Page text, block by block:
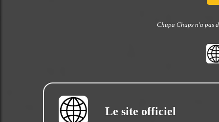
Chupa Chups n'a pas
Le site officiel